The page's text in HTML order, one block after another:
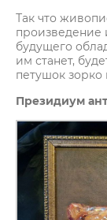
Так что
произведение
будущего
им станет,
петушок зорко
Президиум